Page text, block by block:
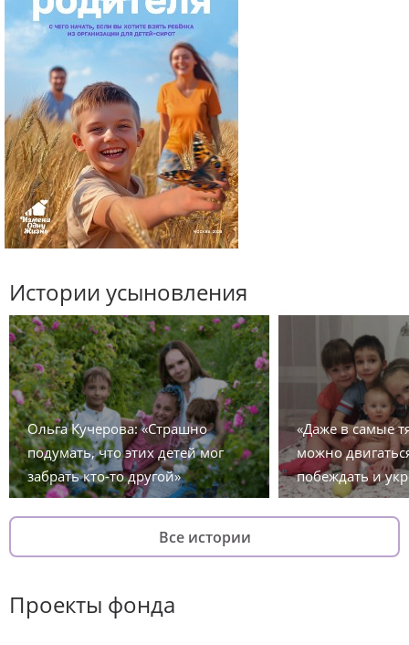
Истории усыновления
Ольга Кучерова: «Страшно
подумать, что этих детей мог
забрать кто-то другой»
«Даже в самые
можно
побеждать и
Все истории
Проекты фонда